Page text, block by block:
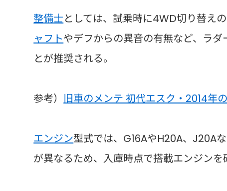
整備士としては、試乗時に4WD切り替え
ャフトやデフからの異音の有無など、ラ
とが推奨される。
参考） 旧車のメンテ 初代エスク・2014年
エンジン型式では、G16AやH20A、J20A
が異なるため、入庫時点で搭載エンジンを